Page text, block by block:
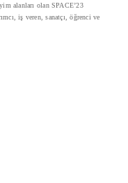
alanları olan SPACE’23
iş veren, sanatçı, öğrenci ve